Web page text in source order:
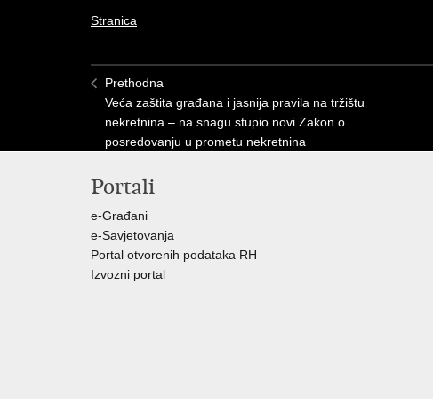
Stranica
Prethodna
Veća zaštita građana i jasnija pravila na tržištu
nekretnina – na snagu stupio novi Zakon o
posredovanju u prometu nekretnina
Portali
e-Građani
e-Savjetovanja
Portal otvorenih podataka RH
Izvozni portal